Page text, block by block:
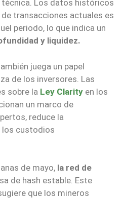
Los datos históricos
transacciones actuales es
periodo, lo que indica un
y liquidez.
juega un papel
de los inversores. Las
sobre la Ley Clarity en los
un marco de
reduce la
los custodios
de mayo, la red de
de hash estable. Este
que los mineros